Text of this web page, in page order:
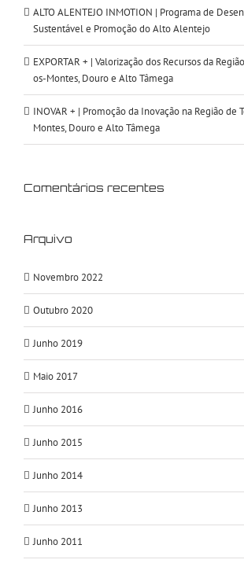
ALTO ALENTEJO INMOTION | Programa de
Sustentável e Promoção do Alto Alentejo
EXPORTAR + | Valorização dos Recursos da
os-Montes, Douro e Alto Tâmega
INOVAR + | Promoção da Inovação na Região de
Montes, Douro e Alto Tâmega
Comentários recentes
Arquivo
Novembro 2022
Outubro 2020
Junho 2019
Maio 2017
Junho 2016
Junho 2015
Junho 2014
Junho 2013
Junho 2011